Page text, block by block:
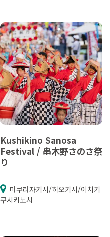
Kushikino Sanosa
Festival / 串木野さのさ祭
り
마쿠라자키시/히오키시/이치키
쿠시키노시